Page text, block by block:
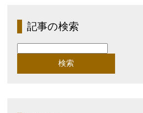
記事の検索
検
索: